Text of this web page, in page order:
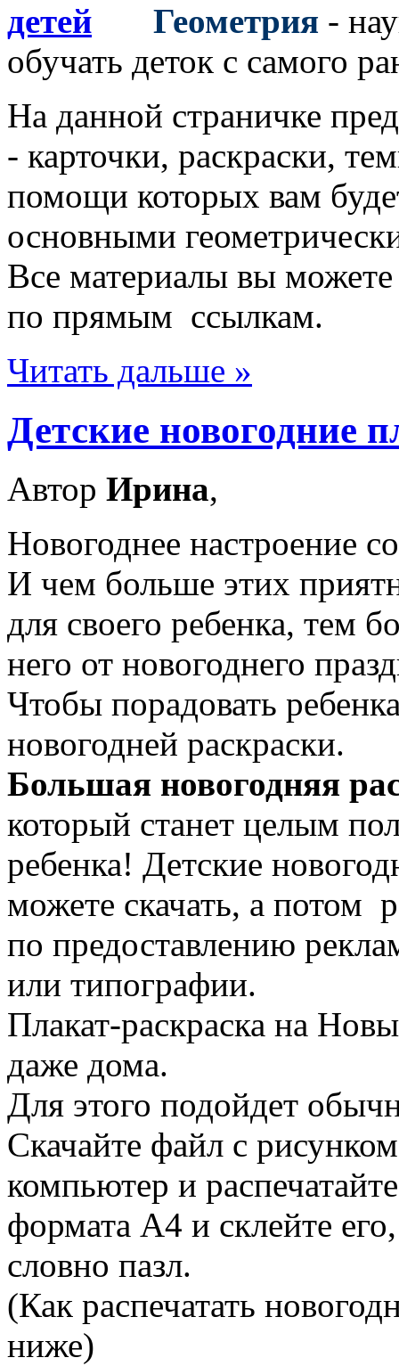
Геометрия -
обучать деток с самого
На данной страничке
- карточки, раскраски,
помощи которых вам
основными
Все материалы вы можете
по прямым ссылкам.
Читать дальше »
Детские новогодние
Автор Ирина,
Новогоднее настроение
И чем больше этих
для своего ребенка, тем
него от новогоднего
Чтобы порадовать
новогодней раскраски.
Большая новогодняя
который станет целым
ребенка! Детские
можете скачать, а потом
по предоставлению
или типографии.
Плакат-раскраска на
даже дома.
Для этого подойдет
Скачайте файл с
компьютер и
формата А4 и склейте
словно пазл.
(Как распечатать
ниже)